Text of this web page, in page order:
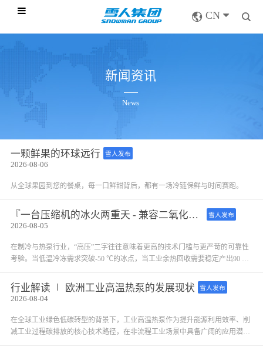
CN
新闻资讯
News
一颗鲜果的环球远行 雪人发布
2026-08-06
从全球果园到您的餐桌，每一口鲜甜背后，都有一场冷链保鲜与时间赛跑。
『一台压缩机的冰火两重天 - 兼容二氧化碳和氨 』 雪人SRH开启式高压螺杆压缩机 雪人发布
2026-08-05
在制冷与热泵行业，“高压”二字往往意味着更高的技术门槛与更严苛的可靠性
考验。当低温冷冻需求突破-50 ℃的冰点，当工业余热回收需要稳定产出90 ℃
凭借6.3 MPa的极致承压设计与瑞典SRM百年螺杆技术积淀，正成为CO₂复叠低
温制冷与氨高温热泵两大前沿领域的核心动力。
行业解读 ∣ 欧洲工业高温热泵的发展现状 雪人发布
2026-08-04
在全球工业绿色低碳转型的背景下，工业高温热泵作为提升能源利用效率、削
减工业过程碳排放的核心技术路径，在非流程工业场景中具备广阔的应用潜力